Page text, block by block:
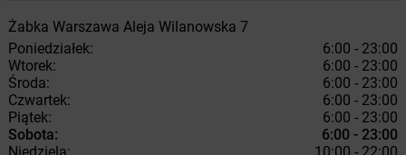
Żabka Warszawa Aleja Wilanowska 7
Poniedziałek:
6:00 - 23:00
Wtorek:
6:00 - 23:00
Środa:
6:00 - 23:00
Czwartek:
6:00 - 23:00
Piątek:
6:00 - 23:00
Sobota:
6:00 - 23:00